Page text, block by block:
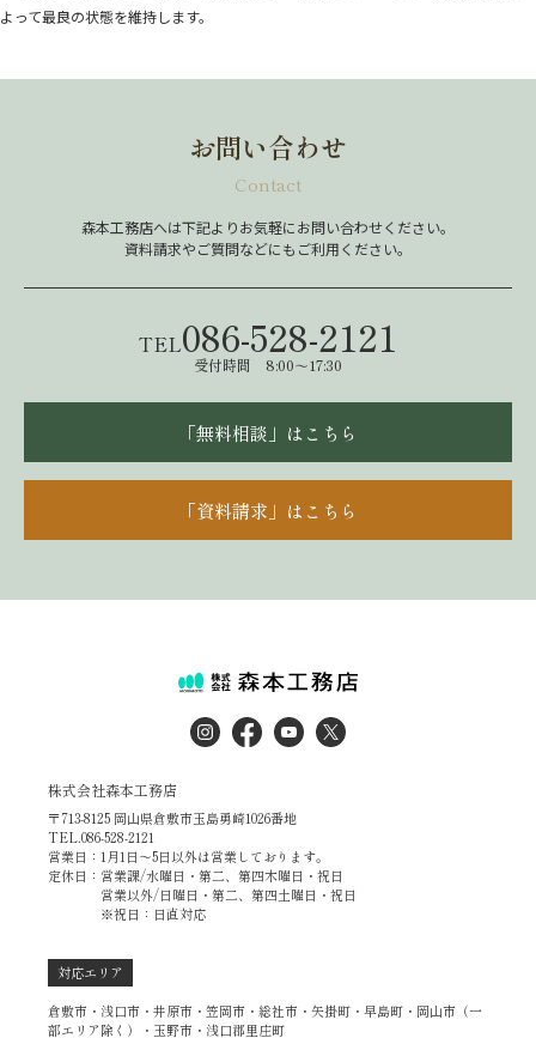
よって最良の状態を維持します。
お問い合わせ
Contact
森本工務店へは下記よりお気軽にお問い合わせください。
資料請求やご質問などにもご利用ください。
TEL086-528-2121
受付時間 8:00～17:30
「無料相談」はこちら
「資料請求」はこちら
株式会社森本工務店
〒713-8125 岡山県倉敷市玉島勇崎1026番地
TEL.086-528-2121
営業日：1月1日～5日以外は営業しております。
定休日：営業課/水曜日・第二、第四木曜日・祝日
営業以外/日曜日・第二、第四土曜日・祝日
※祝日：日直対応
対応エリア
倉敷市・浅口市・井原市・笠岡市・総社市・矢掛町・早島町・岡山市（一
部エリア除く）・玉野市・浅口郡里庄町